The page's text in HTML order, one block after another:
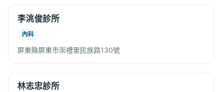
李洮俊診所
內科
屏東縣屏東市崇禮里民族路130號
林志忠診所